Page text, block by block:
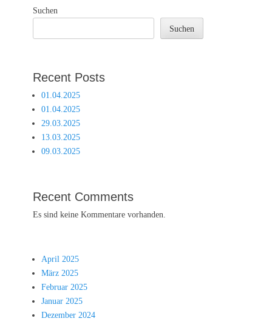
Suchen
Suchen
Recent Posts
01.04.2025
01.04.2025
29.03.2025
13.03.2025
09.03.2025
Recent Comments
Es sind keine Kommentare vorhanden.
April 2025
März 2025
Februar 2025
Januar 2025
Dezember 2024